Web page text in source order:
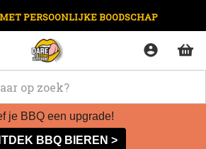
PERSOONLIJKE BOODSCHAP
je BBQ een upgrade!
BBQ BIEREN >